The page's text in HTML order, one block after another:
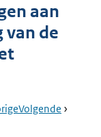
aan
van de
Pagina:
Ga
Volgende Pagina: